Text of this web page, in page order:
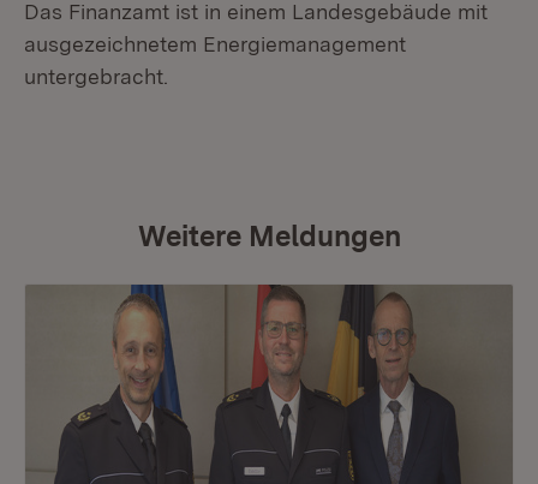
Das Finanzamt ist in einem Landesgebäude mit
ausgezeichnetem Energiemanagement
untergebracht.
Weitere Meldungen